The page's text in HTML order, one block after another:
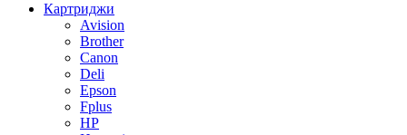
Картриджи
Avision
Brother
Canon
Deli
Epson
Fplus
HP